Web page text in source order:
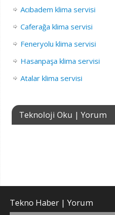
Acıbadem klima servisi
Caferağa klima servisi
Feneryolu klima servisi
Hasanpaşa klima servisi
Atalar klima servisi
Teknoloji Oku | Yorum
Tekno Haber | Yorum